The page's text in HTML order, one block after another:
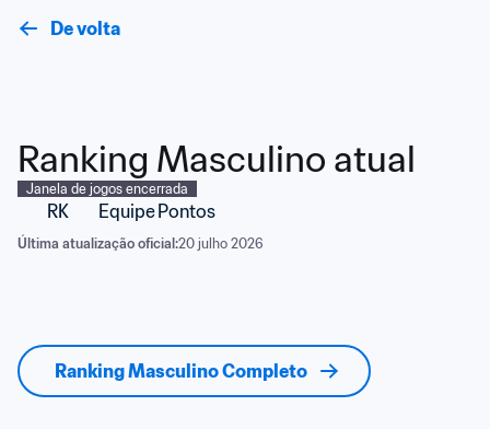
De volta
Ranking Masculino atual
Janela de jogos encerrada
RK Equipe Pontos
Última atualização oficial:20 julho 2026
Ranking Masculino Completo